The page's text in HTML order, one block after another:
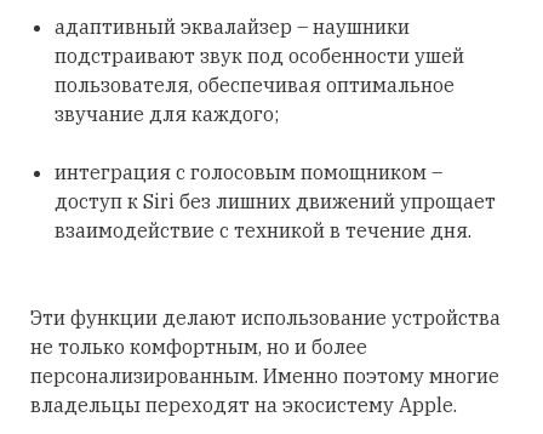
адаптивный эквалайзер – наушники
подстраивают звук под особенности ушей
пользователя, обеспечивая оптимальное
звучание для каждого;
интеграция с голосовым помощником –
доступ к Siri без лишних движений упрощает
взаимодействие с техникой в течение дня.
Эти функции делают использование устройства
не только комфортным, но и более
персонализированным. Именно поэтому многие
владельцы переходят на экосистему Apple.